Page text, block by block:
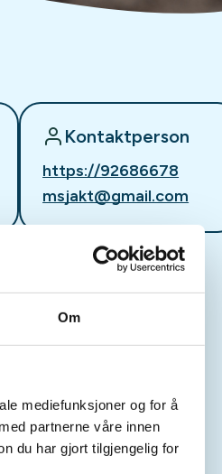
Om
mediefunksjoner og for å
partnerne våre innen
du har gjort tilgjengelig for
Kontaktperson
https://92686678
msjakt@gmail.com